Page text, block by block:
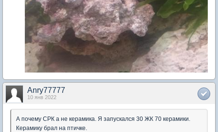
Anry77777
10 янв 2022
А почему СРК а не керамика. Я запускался 30 ЖК 70 керамики.
Керамику брал на птичке.